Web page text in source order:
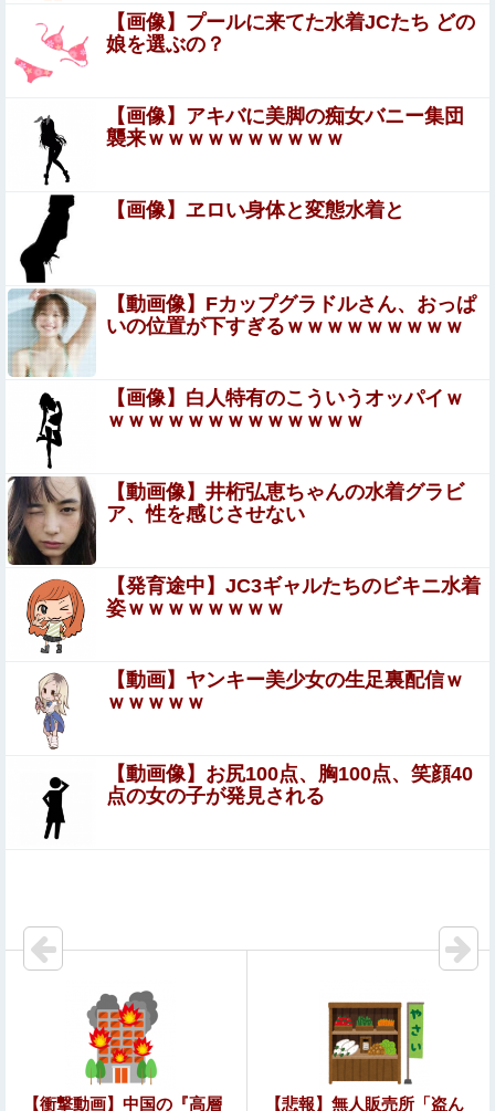
【速報】共産党「これは酷い…京都市でマイナンバーカー
ドを持たない29万人がポイント給付事業から排除された」
「キム兄」こと木村祐一さん、誰だか分からないくらい激
変してしまう・・・他
【動画】地震発生時の熊本総合病院の手術室の様
子が(((ﾟДﾟ)))
積水ハウス「地面師に55億円騙し取られた…」ワイ「はえ
ーかわいそう…会社滅茶苦茶やろなぁ」
開脚させられマ○コ丸出し状態で、ク○ニされてる美女たち
【速報】れいわ新選組さん「いのちの党」に改名ｗｗｗｗ
ｗｗｗｗ
【速報】ジャンポケ斉藤の被害女性「バウムクーヘン売っ
たりTikTokライブしててムカついたから示談しなかった」
【艦これ】みぃむちゃんｶﾜｲｲﾈｴ・・・
【エ□漫画】 夏休みに都会からやってきたギャルJKとひょ
んなことで出会って懐かれたんだけど、頻繁にウチにやっ
て来るようになりある日一線を越え...
【日向坂46】藤嶌果歩写真集公式、お詫び
【朗報】マンジャラーワイ、マンジャロ使用して8週間た
った結果
【悲報】みい山の作者、自分の過去を消しまくる
【閲覧注意】ENHYPEN・NI-KIファン「みなちゃん」
然違った。接客と清掃、草取りとかが仕事ｗ
【驚愕】嫁ニーで救急車騒ぎ！その悲惨な結末がこれｗｗ
内田梨瑚受刑者「社会に戻りたいです」
英国人「獲得してくれ」上田綺世、ブライトン移籍が浮
【画像】プールに来てた水着JCたち どの
娘を選ぶの？
【画像】アキバに美脚の痴女バニー集団
襲来ｗｗｗｗｗｗｗｗｗｗ
【画像】ヱロい身体と変態水着と
【動画像】Fカップグラドルさん、おっぱ
いの位置が下すぎるｗｗｗｗｗｗｗｗｗ
【画像】白人特有のこういうオッパイｗ
ｗｗｗｗｗｗｗｗｗｗｗｗｗ
【動画像】井桁弘恵ちゃんの水着グラビ
ア、性を感じさせない
【発育途中】JC3ギャルたちのビキニ水着
姿ｗｗｗｗｗｗｗｗ
【動画】ヤンキー美少女の生足裏配信ｗ
ｗｗｗｗｗ
【動画像】お尻100点、胸100点、笑顔40
点の女の子が発見される
【衝撃動画】中国の『高層 【悲報】無人販売所「盗ん